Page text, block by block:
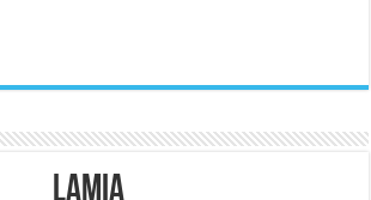
Lamia